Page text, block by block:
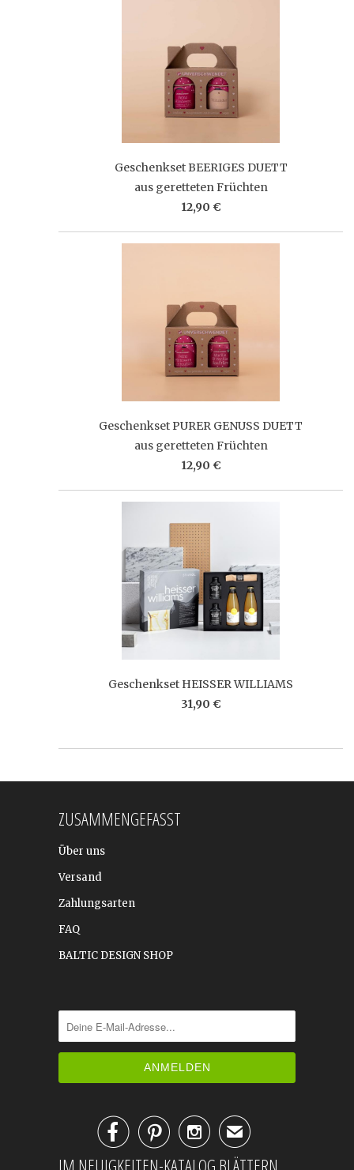
Geschenkset BEERIGES DUETT
aus geretteten Früchten
12,90 €
Geschenkset PURER GENUSS DUETT
aus geretteten Früchten
12,90 €
Geschenkset HEISSER WILLIAMS
31,90 €
ZUSAMMENGEFASST
Über uns
Versand
Zahlungsarten
FAQ
BALTIC DESIGN SHOP
✉
IM NEUIGKEITEN-KATALOG BLÄTTERN